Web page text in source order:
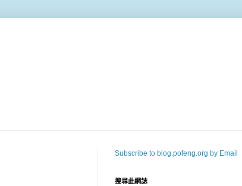
Subscribe to blog.pofeng.org by Email
搜尋此網誌